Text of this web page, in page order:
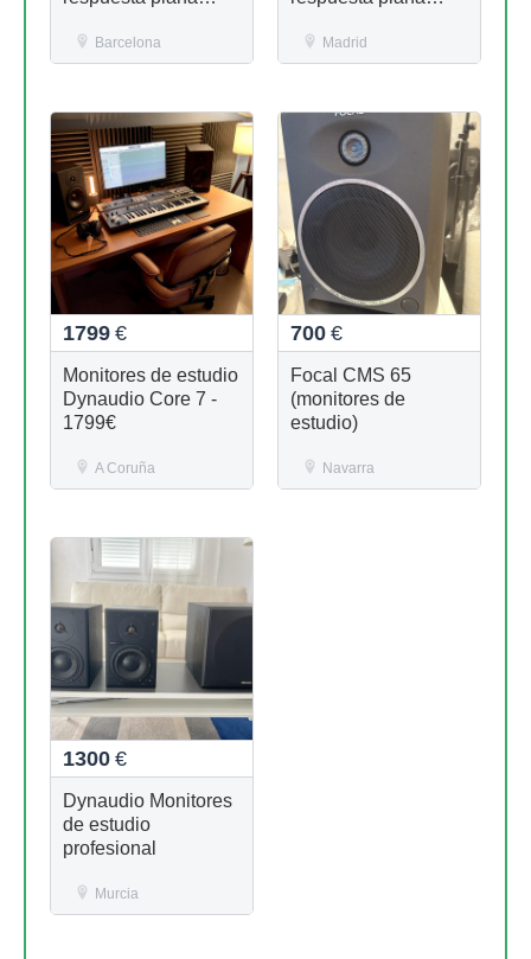
autoamplificados
Barcelona
autoamplificados
Madrid
1799 €
Monitores de estudio
Dynaudio Core 7 -
1799€
A Coruña
700 €
Focal CMS 65
(monitores de
estudio)
Navarra
1300 €
Dynaudio Monitores
de estudio
profesional
Murcia